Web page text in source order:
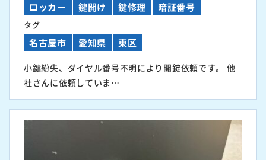
ロッカー 鍵開け 鍵修理 暗証番号
タグ
名古屋市 愛知県 東区
小鍵紛失、ダイヤル番号不明により開錠依頼です。 他
社さんに依頼していま…